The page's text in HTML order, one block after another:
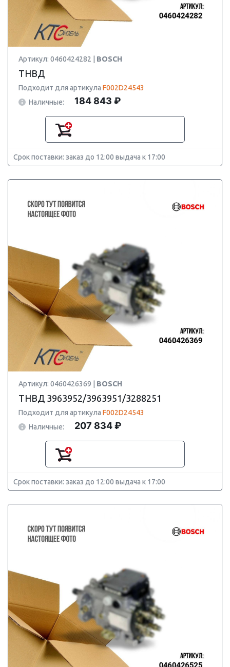
Артикул: 0460424282 | BOSCH
ТНВД
Подходит для артикула F002D24543
Наличные:
184 843 ₽
Срок поставки: заказ до 12:00 выдача к 17:00
Артикул: 0460426369 | BOSCH
ТНВД 3963952/3963951/3288251
Подходит для артикула F002D24543
Наличные:
207 834 ₽
Срок поставки: заказ до 12:00 выдача к 17:00